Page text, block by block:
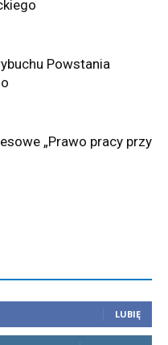
Powstania
„Prawo pracy przy
LUBIĘ